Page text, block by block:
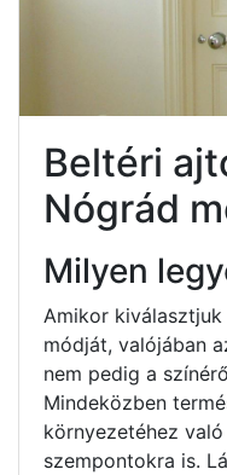
Beltéri
Nógrád
Milyen
Amikor kiválasztjuk
módját, valójában
nem pedig a
Mindeközben
környezetéhez
szempontokra is.